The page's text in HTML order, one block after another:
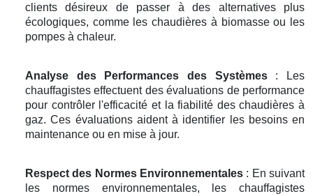
clients désireux de passer à des alternatives plus
écologiques, comme les chaudières à biomasse ou les
pompes à chaleur.
Analyse des Performances des Systèmes: Les
chauffagistes effectuent des évaluations de performance
pour contrôler l'efficacité et la fiabilité des chaudières à
gaz. Ces évaluations aident à identifier les besoins en
maintenance ou en mise à jour.
Respect des Normes Environnementales : En suivant
les normes environnementales, les chauffagistes